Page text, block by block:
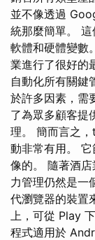
並不像透過
統那麼簡單。
軟體和硬體變數
業進行了很好的
自動化所有關鍵
於許多因素，需
了為眾多顧客提
理。 簡而言之
動非常有用。
像的。 隨著酒
力管理仍然是一
代瀏覽器的裝置
上，可從 Play
程式適用於